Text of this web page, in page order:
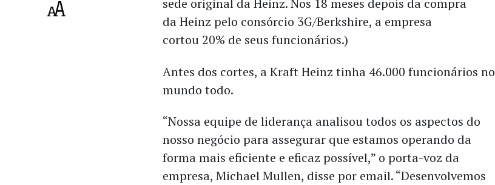
sede original da Heinz. Nos 18 meses depois da compra
da Heinz pelo consórcio 3G/Berkshire, a empresa
cortou 20% de seus funcionários.)
Antes dos cortes, a Kraft Heinz tinha 46.000 funcionários no
mundo todo.
“Nossa equipe de liderança analisou todos os aspectos do
nosso negócio para assegurar que estamos operando da
forma mais eficiente e eficaz possível,” o porta-voz da
empresa, Michael Mullen, disse por email. “Desenvolvemos